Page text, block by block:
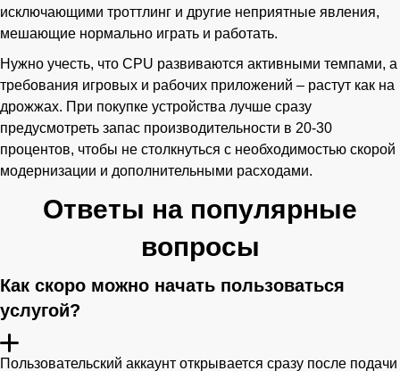
исключающими троттлинг и другие неприятные явления,
мешающие нормально играть и работать.
Нужно учесть, что CPU развиваются активными темпами, а
требования игровых и рабочих приложений – растут как на
дрожжах. При покупке устройства лучше сразу
предусмотреть запас производительности в 20-30
процентов, чтобы не столкнуться с необходимостью скорой
модернизации и дополнительными расходами.
Ответы на популярные
вопросы
Как скоро можно начать пользоваться
услугой?
Пользовательский аккаунт открывается сразу после подачи